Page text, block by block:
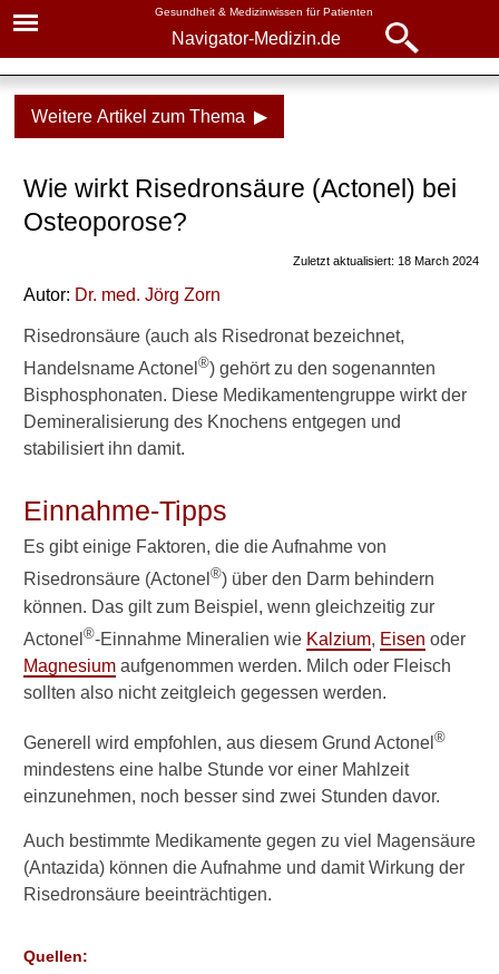
Gesundheit & Medizinwissen für Patienten
Navigator-Medizin.de
Weitere Artikel zum Thema ▶
Wie wirkt Risedronsäure (Actonel) bei
Osteoporose?
Zuletzt aktualisiert: 18 March 2024
Autor: Dr. med. Jörg Zorn
Risedronsäure (auch als Risedronat bezeichnet,
Handelsname Actonel ®) gehört zu den sogenannten
Bisphosphonaten. Diese Medikamentengruppe wirkt der
Demineralisierung des Knochens entgegen und
stabilisiert ihn damit.
Einnahme-Tipps
Es gibt einige Faktoren, die die Aufnahme von
Risedronsäure (Actonel ®) über den Darm behindern
können. Das gilt zum Beispiel, wenn gleichzeitig zur
Actonel ®-Einnahme Mineralien wie Kalzium, Eisen oder
Magnesium aufgenommen werden. Milch oder Fleisch
sollten also nicht zeitgleich gegessen werden.
Generell wird empfohlen, aus diesem Grund Actonel ®
mindestens eine halbe Stunde vor einer Mahlzeit
einzunehmen, noch besser sind zwei Stunden davor.
Auch bestimmte Medikamente gegen zu viel Magensäure
(Antazida) können die Aufnahme und damit Wirkung der
Risedronsäure beeinträchtigen.
Quellen:
Navigator-Medizin.de
► Krankheiten
► Diagnostik & Laborwerte
► Therapieverfahren
► Gesundheitsthemen
Navigator-
Medizin.de
▾
Risedronsäure
Navigator-Medizin
Heilpflanzen gegen
Osteoporose
Knochenbrüche bei
Behandlung der
Osteoporose
Verwandte Beiträge
W
c
h
e
e
b
i